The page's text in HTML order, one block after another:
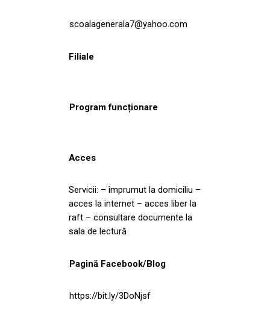
scoalagenerala7@yahoo.com
Filiale
Program funcționare
Acces
Servicii: – împrumut la domiciliu –
acces la internet – acces liber la
raft – consultare documente la
sala de lectură
Pagină Facebook/Blog
https://bit.ly/3DoNjsf